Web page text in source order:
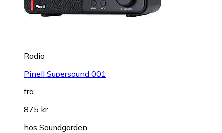
Radio
Pinell Supersound 001
fra
875 kr
hos Soundgarden